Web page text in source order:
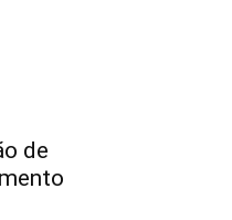
de